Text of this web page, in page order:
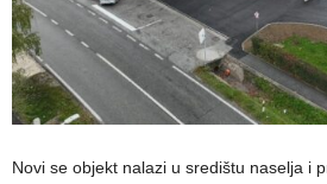
Novi se objekt nalazi u središtu naselja i